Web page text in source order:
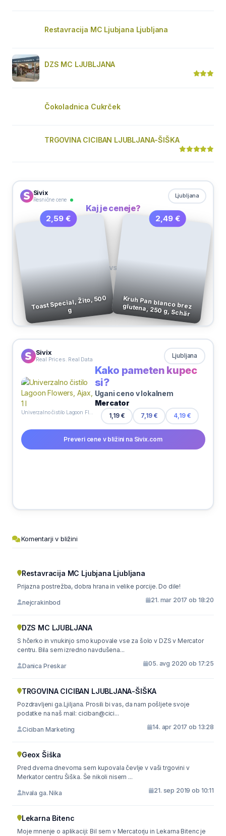
Restavracija MC Ljubjana Ljubljana
DZS MC LJUBLJANA
Čokoladnica Cukrček
TRGOVINA CICIBAN LJUBLJANA-ŠIŠKA
Sivix
Resnične cene
Ljubljana
Kaj je ceneje?
2,59 €
Toast Special, Žito, 500
g
VS
2,49 €
Kruh Pan blanco brez glutena, 250 g, Schär
Sivix
Real Prices. Real Data Ljubljana
Kako pameten kupec
si?
Ugani ceno v lokalnem
Mercator
1,19 € 7,19 € 4,19 €
Preveri cene v bližini na Sivix.com
Komentarji v bližini
Restavracija MC Ljubjana Ljubljana
Prijazna postrežba, dobra hrana in velike porcije. Do dile!
nejcrakinbod 21. mar 2017 ob 18:20
DZS MC LJUBLJANA
S hčerko in vnukinjo smo kupovale vse za šolo v DZS v Mercator
centru. Bila sem izredno navdušena...
Danica Preskar 05. avg 2020 ob 17:25
TRGOVINA CICIBAN LJUBLJANA-ŠIŠKA
Pozdravljeni ga.Ljiljana. Prosili bi vas, da nam pošljete svoje
podatke na naš mail: ciciban@cici...
Ciciban Marketing 14. apr 2017 ob 13:28
Geox Šiška
Pred dvema dnevoma sem kupovala čevlje v vaši trgovini v
Merkator centru Šiška. Še nikoli nisem ...
hvala ga. Nika 21. sep 2019 ob 10:11
Lekarna Bitenc
Moje mnenje o aplikaciji: Bil sem v Mercatorju in Lekarna Bitenc je